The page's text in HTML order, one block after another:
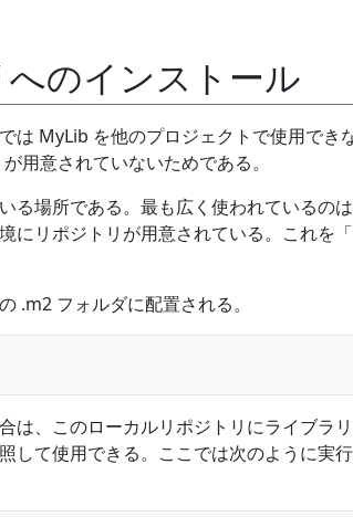
のインストール
は MyLib を他のプロジェクトで使用でき
用意されていないためである。
る場所である。最も広く使われているの
にリポジトリが用意されている。これを
.m2 フォルダに配置される。
は、このローカルリポジトリにライブラ
して使用できる。ここでは次のように実